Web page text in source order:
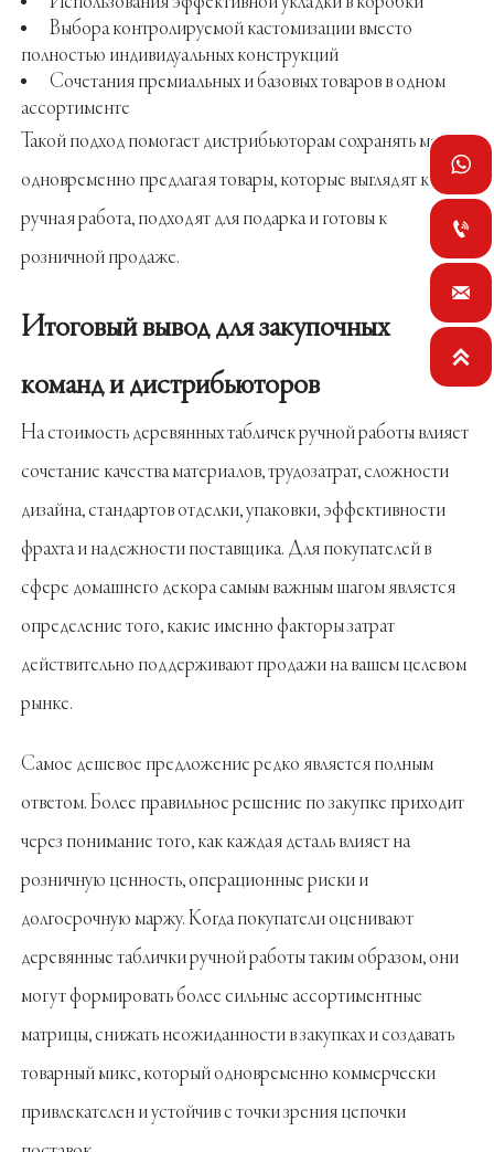
Выбора контролируемой кастомизации вместо
полностью индивидуальных конструкций
Сочетания премиальных и базовых товаров в одном
ассортименте
Такой подход помогает дистрибьюторам сохранять маржу,
одновременно предлагая товары, которые выглядят как
ручная работа, подходят для подарка и готовы к
розничной продаже.
Итоговый вывод для закупочных
команд и дистрибьюторов
На стоимость деревянных табличек ручной работы влияет
сочетание качества материалов, трудозатрат, сложности
дизайна, стандартов отделки, упаковки, эффективности
фрахта и надежности поставщика. Для покупателей в
сфере домашнего декора самым важным шагом является
определение того, какие именно факторы затрат
действительно поддерживают продажи на вашем целевом
рынке.
Самое дешевое предложение редко является полным
ответом. Более правильное решение по закупке приходит
через понимание того, как каждая деталь влияет на
розничную ценность, операционные риски и
долгосрочную маржу. Когда покупатели оценивают
деревянные таблички ручной работы таким образом, они
могут формировать более сильные ассортиментные
матрицы, снижать неожиданности в закупках и создавать
товарный микс, который одновременно коммерчески
привлекателен и устойчив с точки зрения цепочки



